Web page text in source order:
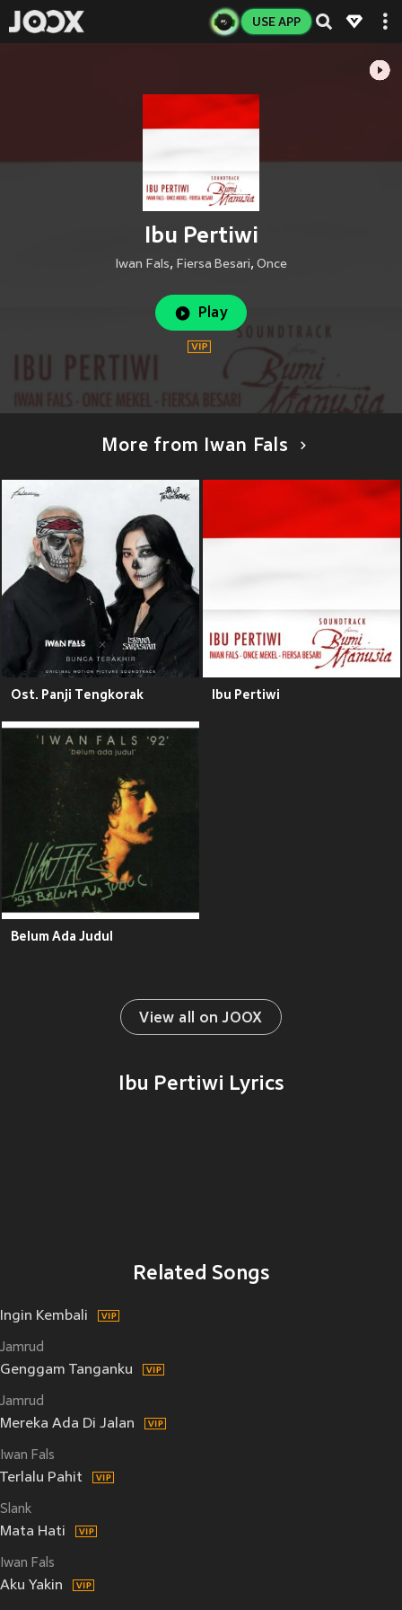
USE APP
Ibu Pertiwi
Iwan Fals, Fiersa Besari, Once
Play
More from Iwan Fals
Ost. Panji Tengkorak Ibu Pertiwi
Belum Ada Judul
View all on JOOX
Ibu Pertiwi Lyrics
Related Songs
Ingin Kembali
Jamrud
Genggam Tanganku
Jamrud
Mereka Ada Di Jalan
Iwan Fals
Terlalu Pahit
Slank
Mata Hati
Iwan Fals
Aku Yakin